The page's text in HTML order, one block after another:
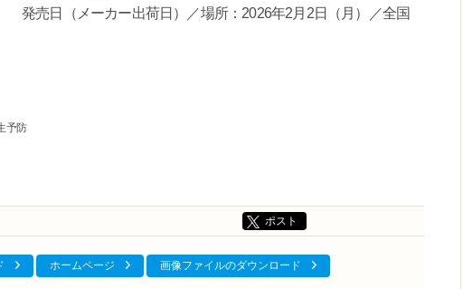
発売日（メーカー出荷日）／場所：2026年2月2日（月）／全国
予防
ポスト
ホームページ 画像ファイルのダウンロード